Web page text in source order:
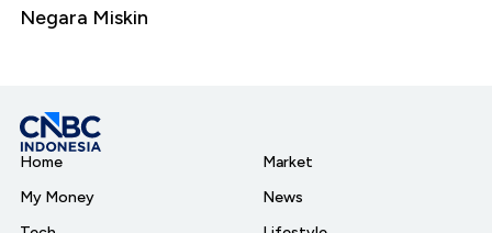
Negara Miskin
Home
My Money
Market
News